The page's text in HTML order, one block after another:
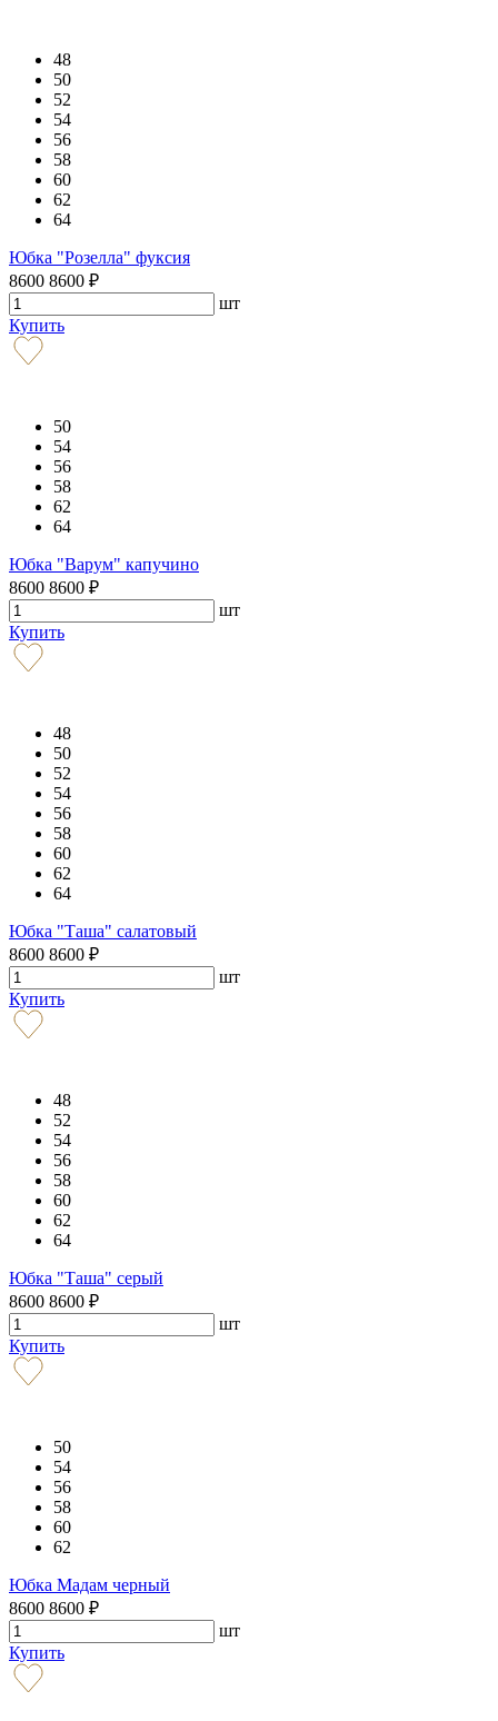
48
50
52
54
56
58
60
62
64
Юбка "Розелла" фуксия
8600 8600 ₽
шт
Купить
50
54
56
58
62
64
Юбка "Варум" капучино
8600 8600 ₽
шт
Купить
48
50
52
54
56
58
60
62
64
Юбка "Таша" салатовый
8600 8600 ₽
шт
Купить
48
52
54
56
58
60
62
64
Юбка "Таша" серый
8600 8600 ₽
шт
Купить
50
54
56
58
60
62
Юбка Мадам черный
8600 8600 ₽
шт
Купить